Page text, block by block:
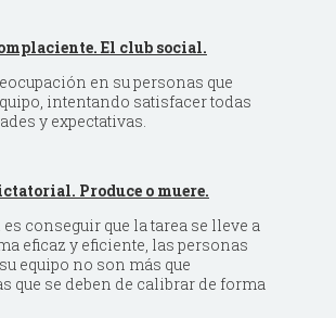
El club social.
en su personas que
intentando satisfacer todas
y expectativas.
Produce o muere.
conseguir que la tarea se lleve a
eficaz y eficiente, las personas
equipo no son más que
que se deben de calibrar de forma